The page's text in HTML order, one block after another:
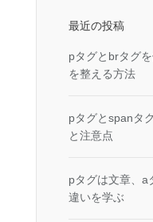
最近の投稿
pタグとbrタグ
を整える方法
pタグとspanタ
と注意点
pタグは文章、a
違いを学ぶ